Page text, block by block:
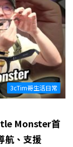
3cTim哥生活日常
Monster首
航、支援